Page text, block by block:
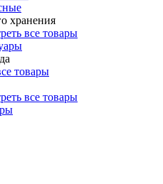
хранения
все товары
товары
все товары